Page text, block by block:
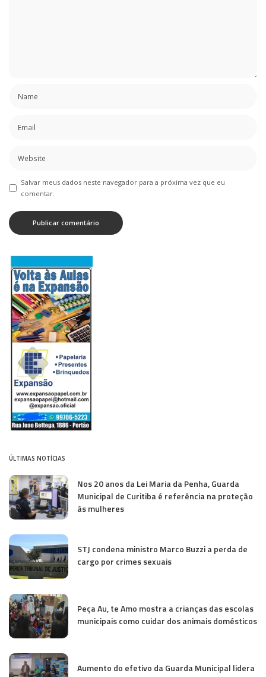
Salvar meus dados neste navegador para a próxima vez que eu
comentar.
ÚLTIMAS NOTÍCIAS
Nos 20 anos da Lei Maria da Penha, Guarda
Municipal de Curitiba é referência na proteção
às mulheres
STJ condena ministro Marco Buzzi a perda de
cargo por crimes sexuais
Peça Au, te Amo mostra a crianças das escolas
municipais como cuidar dos animais domésticos
Aumento do efetivo da Guarda Municipal lidera